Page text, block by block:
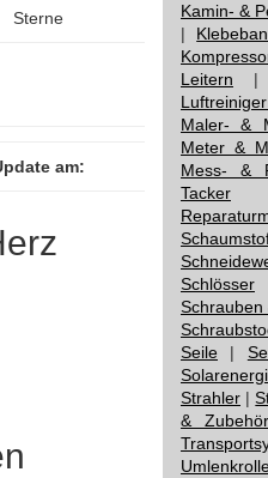
Sterne
am:
Kamin- &
|
Leitern
Maler- &
Meter &
Mess- &
Tacker
Schlösser
Schrauben
Seile |
Strahler |
& Zubehör